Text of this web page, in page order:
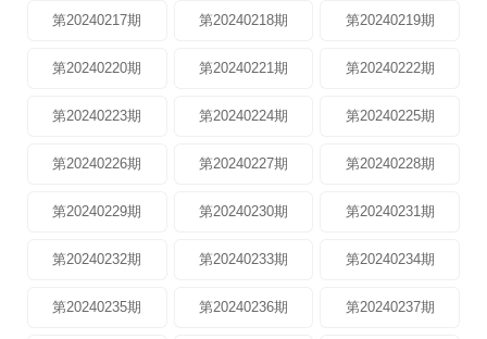
第20240217期 第20240218期 第20240219期
第20240220期 第20240221期 第20240222期
第20240223期 第20240224期 第20240225期
第20240226期 第20240227期 第20240228期
第20240229期 第20240230期 第20240231期
第20240232期 第20240233期 第20240234期
第20240235期 第20240236期 第20240237期